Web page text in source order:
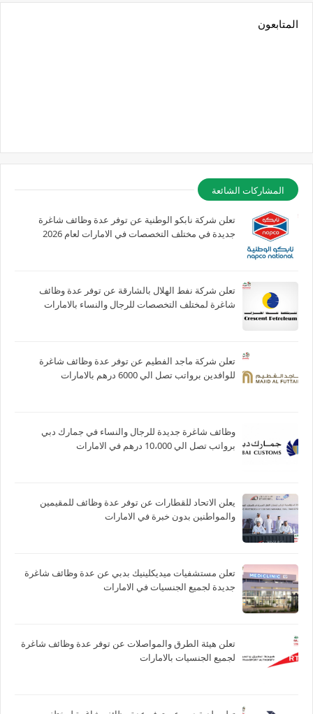
المتابعون
المشاركات الشائعة
تعلن شركة نابكو الوطنية عن توفر عدة وظائف شاغرة
جديدة في مختلف التخصصات في الامارات لعام 2026
تعلن شركة نفط الهلال بالشارقة عن توفر عدة وظائف
شاغرة لمختلف التخصصات للرجال والنساء بالامارات
تعلن شركة ماجد الفطيم عن توفر عدة وظائف شاغرة
للوافدين برواتب تصل الي 6000 درهم بالامارات
وظائف شاغرة جديدة للرجال والنساء في جمارك دبي
برواتب تصل الي 10،000 درهم في الامارات
يعلن الاتحاد للقطارات عن توفر عدة وظائف للمقيمين
والمواطنين بدون خبرة في الامارات
تعلن مستشفيات ميديكلينيك بدبي عن عدة وظائف شاغرة
جديدة لجميع الجنسيات في الامارات
تعلن هيئة الطرق والمواصلات عن توفر عدة وظائف شاغرة
لجميع الجنسيات بالامارات